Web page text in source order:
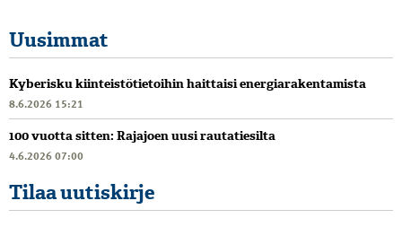
Uusimmat
Kyberisku kiinteistötietoihin haittaisi energiarakentamista
8.6.2026 15:21
100 vuotta sitten: Rajajoen uusi rautatiesilta
4.6.2026 07:00
Tilaa uutiskirje